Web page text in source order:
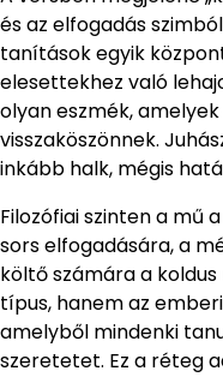
és az elfogadás
tanítások egyik
elesettekhez való
olyan eszmék,
visszaköszönnek.
inkább halk, mégis
Filozófiai szinten a mű
sors elfogadására, a
költő számára a
típus, hanem az
amelyből mindenki
szeretetet. Ez a réteg